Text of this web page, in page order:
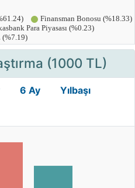
(1000 TL)
6 Ay Yılbaşı